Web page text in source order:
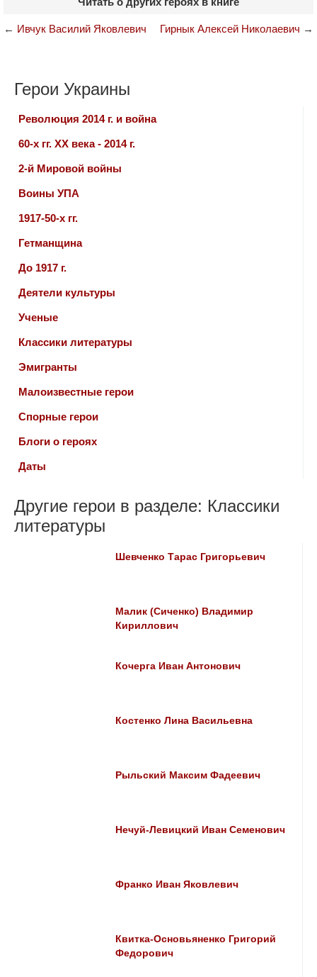
← Ивчук Василий Яковлевич Гирнык Алексей Николаевич →
Герои Украины
Революция 2014 г. и война
60-х гг. ХХ века - 2014 г.
2-й Мировой войны
Воины УПА
1917-50-х гг.
Гетманщина
До 1917 г.
Деятели культуры
Ученые
Классики литературы
Эмигранты
Малоизвестные герои
Спорные герои
Блоги о героях
Даты
Другие герои в разделе: Классики
литературы
Шевченко Тарас Григорьевич
Малик (Сиченко) Владимир
Кириллович
Кочерга Иван Антонович
Костенко Лина Васильевна
Рыльский Максим Фадеевич
Нечуй-Левицкий Иван Семенович
Франко Иван Яковлевич
Квитка-Основьяненко Григорий
Федорович